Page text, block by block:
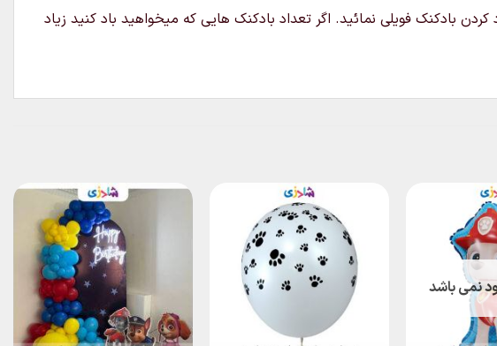
بادکنک فویلی نمائید. اگر تعداد بادکنک هایی که میخواهید باد کنید زیاد
نمی باشد